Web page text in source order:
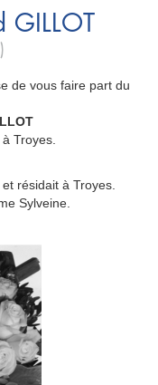
GILLOT
de vous faire part du
Troyes.
résidait à Troyes.
Sylveine.